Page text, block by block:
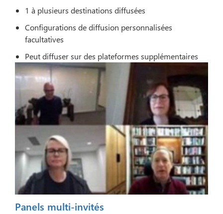
1 à plusieurs destinations diffusées
Configurations de diffusion personnalisées
facultatives
Peut diffuser sur des plateformes supplémentaires
Panels multi-invités